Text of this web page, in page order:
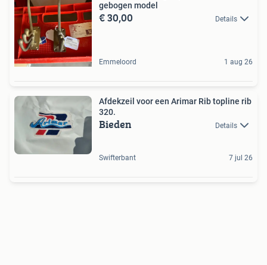
gebogen model
€ 30,00 Details
Emmeloord 1 aug 26
Afdekzeil voor een Arimar Rib topline rib
320.
Bieden Details
Swifterbant 7 jul 26